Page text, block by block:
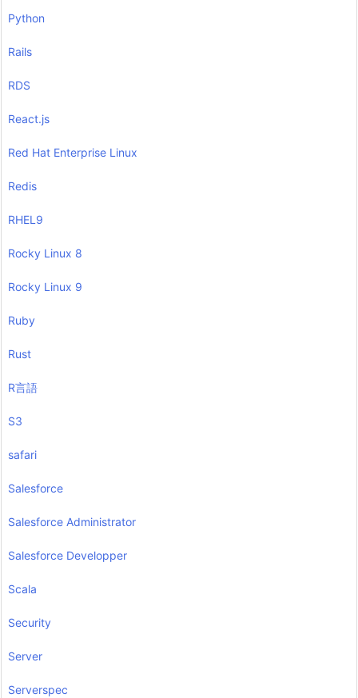
Python
Rails
RDS
React.js
Red Hat Enterprise Linux
Redis
RHEL9
Rocky Linux 8
Rocky Linux 9
Ruby
Rust
R言語
S3
safari
Salesforce
Salesforce Administrator
Salesforce Developper
Scala
Security
Server
Serverspec